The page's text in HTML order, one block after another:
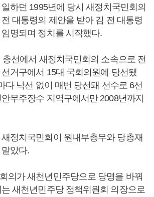
하던 1995년에 당시 새정치국민회의
대통령의 제안을 받아 김 전 대통령
명되며 정치를 시작했다.
총선에서 새정치국민회의 소속으로 전
거구에서 15대 국회의원에 당선됐
다 낙선 없이 매번 당선돼 선수로 6선
무주장수 지역구에서만 2008년까지
정치국민회이 원내부총무와 당총재
았다.
의가 새천년민주당으로 당명을 바꿔
새천년민주당 정책위원회 의장으로